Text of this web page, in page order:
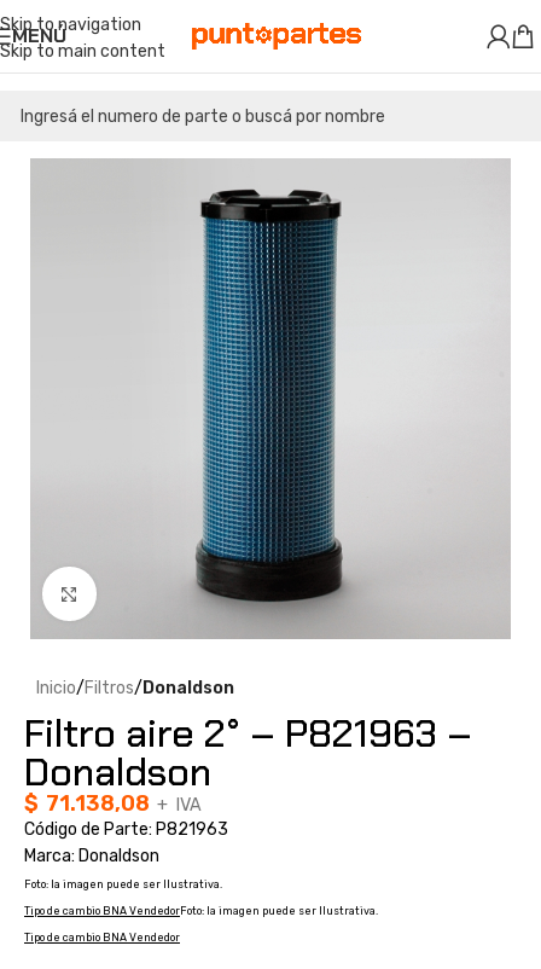
Skip to navigation
Skip to main content
MENÚ
Clic para ampliar
Inicio Filtros Donaldson
Filtro aire 2° – P821963 –
Donaldson
$ 71.138,08 + IVA
Código de Parte: P821963
Marca: Donaldson
Foto: la imagen puede ser Ilustrativa.
Tipo de cambio BNA Vendedor Foto: la imagen puede ser Ilustrativa.
Tipo de cambio BNA Vendedor